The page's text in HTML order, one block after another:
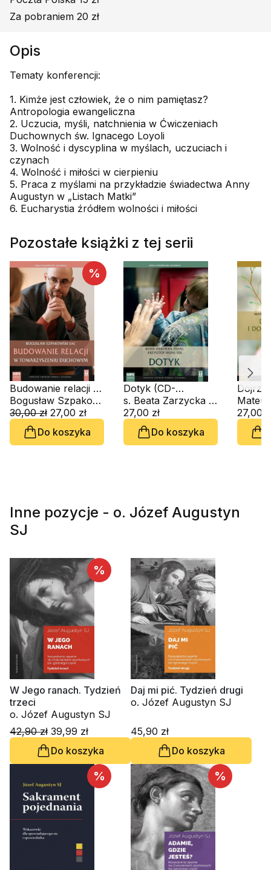
Za pobraniem 20 zł
Opis
Tematy konferencji:
1. Kimże jest człowiek, że o nim pamiętasz?
Antropologia ewangeliczna
2. Uczucia, myśli, natchnienia w Ćwiczeniach
Duchownych św. Ignacego Loyoli
3. Wolność i dyscyplina w myślach, uczuciach i
czynach
4. Wolność i miłości w cierpieniu
5. Praca z myślami na przykładzie świadectwa Anny
Augustyn w „Listach Matki”
6. Eucharystia źródłem wolności i miłości
Pozostałe książki z tej serii
%
Budowanie relacji w
towarzyszeniu
duchowym (CD-
audiobook)
Bogusław Szpakowski SAC
30,00 zł 27,00 zł
Do koszyka
Dotyk (CD-
audiobook)
s. Beata Zarzycka ZSAPU, ks. Krzysztof Wons SDS
27,00 zł
Do koszyka
(CD-
27,00
Inne pozycje - o. Józef Augustyn
SJ
%
W Jego ranach. Tydzień
trzeci
o. Józef Augustyn SJ
42,90 zł 39,99 zł
Do koszyka
Daj mi pić. Tydzień drugi
o. Józef Augustyn SJ
45,90 zł
Do koszyka
% %